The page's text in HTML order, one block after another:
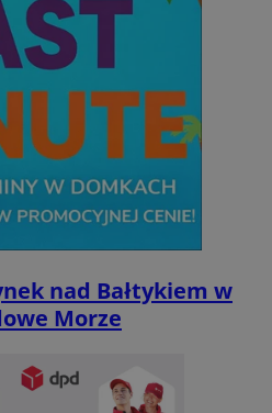
nad Bałtykiem w
Morze